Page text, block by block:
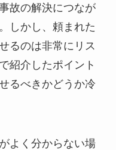
故の解決につなが
しかし、頼まれた
るのは非常にリス
紹介したポイント
るべきかどうか冷
よく分からない場